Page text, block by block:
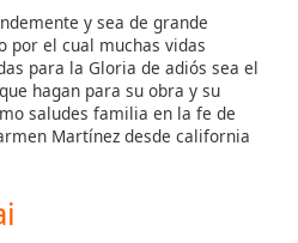
y sea de grande
por el cual muchas vidas
para la Gloria de adiós sea el
hagan para su obra y su
saludes familia en la fe de
Martínez desde california